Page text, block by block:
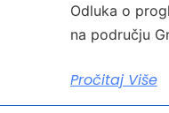
Odluka o
na području
Pročitaj Više